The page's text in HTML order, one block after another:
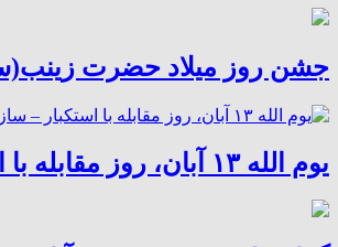
جشن روز میلاد حضرت
یوم الله ۱۳ آبان، روز مقابله با استکبار – سازمان مدارس صدرا